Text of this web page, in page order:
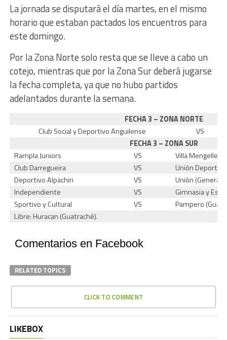
La jornada se disputará el día martes, en el mismo
horario que estaban pactados los encuentros para
este domingo.
Por la Zona Norte solo resta que se lleve a cabo un
cotejo, mientras que por la Zona Sur deberá jugarse
la fecha completa, ya que no hubo partidos
adelantados durante la semana.
FECHA 3 – ZONA NORTE
Club Social y Deportivo Anguilense
VS
FECHA 3 – ZONA SUR
Rampla Juniors
VS
Villa Mengelle
Club Darregueira
VS
Unión
Deportivo Alpachiri
VS
Unión (General
Independiente
VS
Gimnasia y
Sportivo y Cultural
VS
Pampero
Libre: Huracan (Guatraché).
Comentarios en Facebook
RELATED TOPICS
CLICK TO COMMENT
LIKEBOX